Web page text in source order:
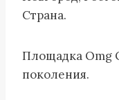
Страна.
Площадка Omg
поколения.